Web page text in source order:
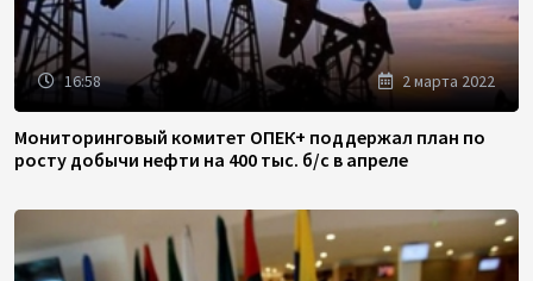
16:58 2 марта 2022
Мониторинговый комитет ОПЕК+ поддержал план по
росту добычи нефти на 400 тыс. б/с в апреле